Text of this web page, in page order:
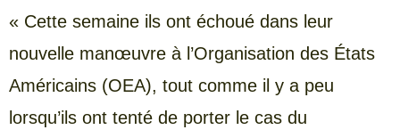
« Cette semaine ils ont échoué dans leur
nouvelle manœuvre à l’Organisation des États
Américains (OEA), tout comme il y a peu
lorsqu’ils ont tenté de porter le cas du